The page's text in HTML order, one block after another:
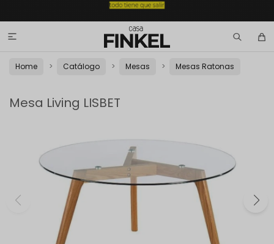

Home Catálogo Mesas Mesas Ratonas
Mesa Living LISBET